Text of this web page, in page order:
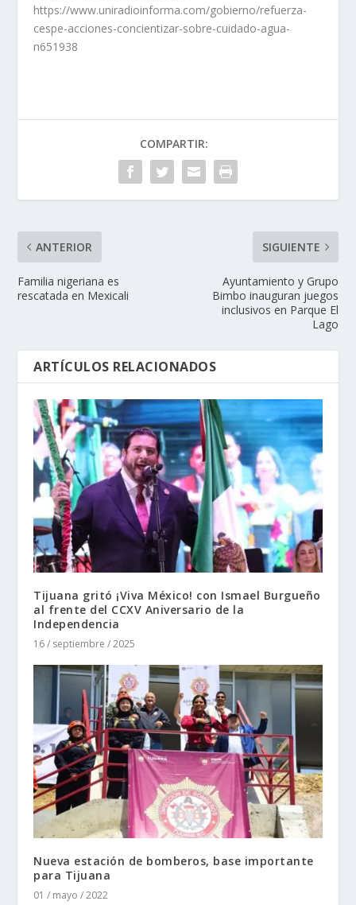
https://www.uniradioinforma.com/gobierno/refuerza-
cespe-acciones-concientizar-sobre-cuidado-agua-
n651938
COMPARTIR:
ANTERIOR
Familia nigeriana es
rescatada en Mexicali
SIGUIENTE
Ayuntamiento y Grupo
Bimbo inauguran juegos
inclusivos en Parque El
Lago
ARTÍCULOS RELACIONADOS
Tijuana gritó ¡Viva México! con Ismael Burgueño
al frente del CCXV Aniversario de la
Independencia
16 / septiembre / 2025
Nueva estación de bomberos, base importante
para Tijuana
01 / mayo / 2022